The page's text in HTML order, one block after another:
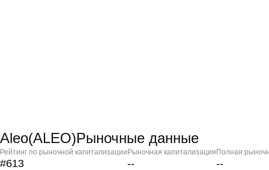
Aleo(ALEO)Рыночные данные
Рейтинг по рыночной капитализации
#613
Рыночная капитализация
--
Полная
--